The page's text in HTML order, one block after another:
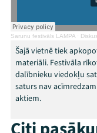
Sarunu festivāls LAMPA ·
Šajā vietnē tiek
materiāli. Festivāla
dalībnieku viedokļu
saturs nav
aktiem.